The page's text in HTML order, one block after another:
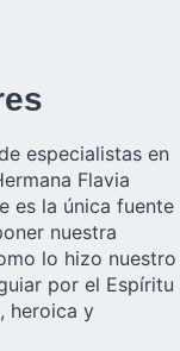
especialistas en
Flavia
es la única fuente
nuestra
lo hizo nuestro
por el Espíritu
heroica y